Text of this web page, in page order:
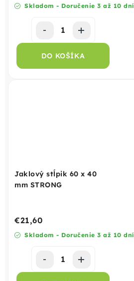
Skladom - Doručenie 3 až 10 dní
DO KOŠÍKA
Jaklový stĺpik 60 x 40
mm STRONG
Skladom - Doručenie 3 až 10 dní
€21,60